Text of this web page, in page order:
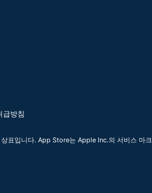
급방침
표입니다. App Store는 Apple Inc.의 서비스 마